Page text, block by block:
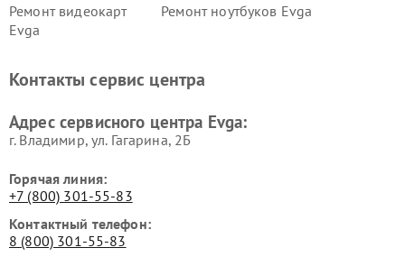
Ремонт видеокарт
Evga
Ремонт ноутбуков Evga
Контакты сервис центра
Адрес сервисного центра Evga:
г. Владимир, ул. Гагарина, 2Б
Горячая линия:
+7 (800) 301-55-83
Контактный телефон:
8 (800) 301-55-83